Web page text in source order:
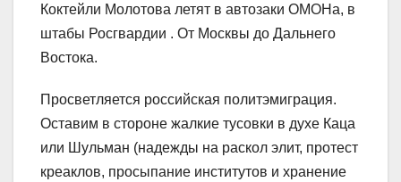
Коктейли Молотова летят в автозаки ОМОНа, в
штабы Росгвардии . От Москвы до Дальнего
Востока.
Просветляется российская политэмиграция.
Оставим в стороне жалкие тусовки в духе Каца
или Шульман (надежды на раскол элит, протест
креаклов, просыпание институтов и хранение